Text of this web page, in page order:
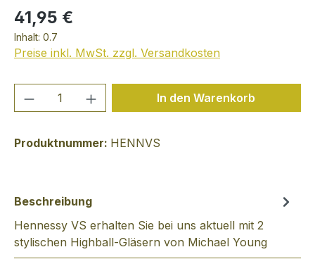
41,95 €
Inhalt: 0.7
Preise inkl. MwSt. zzgl. Versandkosten
Produkt Anzahl: Gib denIn den Warenkorb
Produktnummer: HENNVS
Beschreibung
Hennessy VS erhalten Sie bei uns aktuell mit 2
stylischen Highball-Gläsern von Michael Young